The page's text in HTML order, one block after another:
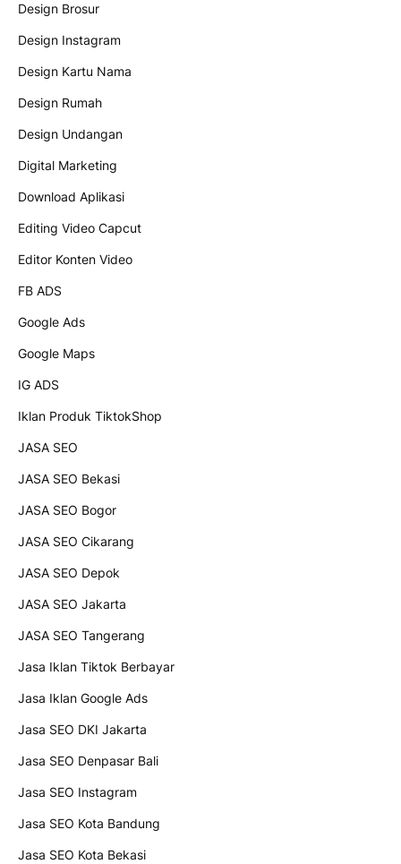
Design Brosur
Design Instagram
Design Kartu Nama
Design Rumah
Design Undangan
Digital Marketing
Download Aplikasi
Editing Video Capcut
Editor Konten Video
FB ADS
Google Ads
Google Maps
IG ADS
Iklan Produk TiktokShop
JASA SEO
JASA SEO Bekasi
JASA SEO Bogor
JASA SEO Cikarang
JASA SEO Depok
JASA SEO Jakarta
JASA SEO Tangerang
Jasa Iklan Tiktok Berbayar
Jasa Iklan Google Ads
Jasa SEO DKI Jakarta
Jasa SEO Denpasar Bali
Jasa SEO Instagram
Jasa SEO Kota Bandung
Jasa SEO Kota Bekasi